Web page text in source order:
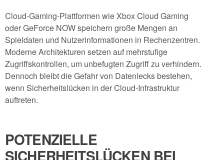
Cloud-Gaming-Plattformen wie Xbox Cloud Gaming
oder GeForce NOW speichern große Mengen an
Spieldaten und Nutzerinformationen in Rechenzentren.
Moderne Architekturen setzen auf mehrstufige
Zugriffskontrollen, um unbefugten Zugriff zu verhindern.
Dennoch bleibt die Gefahr von Datenlecks bestehen,
wenn Sicherheitslücken in der Cloud-Infrastruktur
auftreten.
POTENZIELLE
SICHERHEITSLÜCKEN BEI